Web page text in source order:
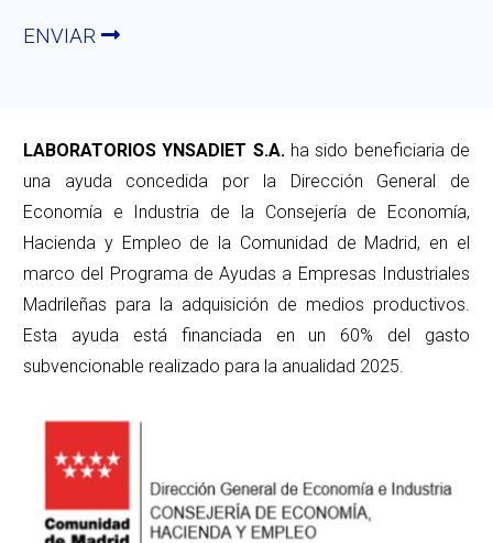
ENVIAR
LABORATORIOS YNSADIET S.A.ha sido beneficiaria de
una ayuda concedida por la Dirección General de
Economía e Industria de la Consejería de Economía,
Hacienda y Empleo de la Comunidad de Madrid, en el
marco del Programa de Ayudas a Empresas Industriales
Madrileñas para la adquisición de medios productivos.
Esta ayuda está financiada en un 60% del gasto
subvencionable realizado para la anualidad 2025.